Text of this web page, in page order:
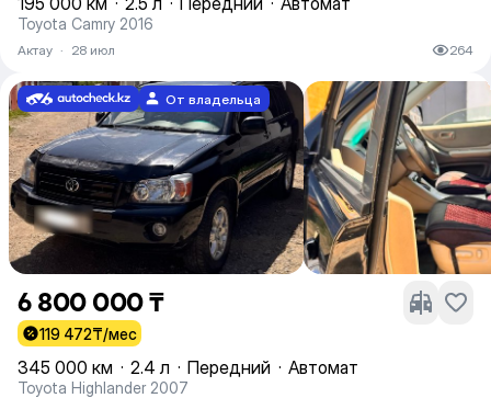
Toyota Camry 2016
Актау · 28 июл 264
От владельца
6 800 000 ₸
119 472₸/мес
345 000 км · 2.4 л · Передний · Автомат
Toyota Highlander 2007